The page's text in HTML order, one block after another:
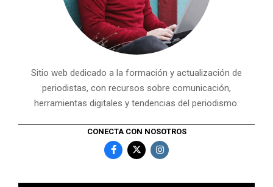
Sitio web dedicado a la formación y actualización de
periodistas, con recursos sobre comunicación,
herramientas digitales y tendencias del periodismo.
CONECTA CON NOSOTROS